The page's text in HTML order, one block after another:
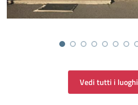
Vedi tutti i luoghi